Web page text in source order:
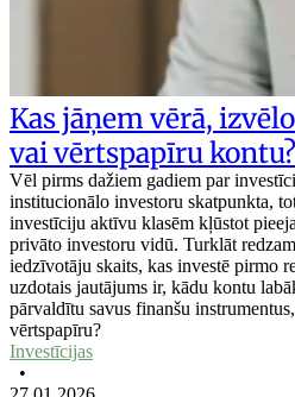
Kas jāņem vērā,
vai vērtspapīru kontu?
Vēl pirms dažiem gadiem par
institucionālo investoru skatpunkta,
investīciju aktīvu klasēm kļūstot
privāto investoru vidū. Turklāt
iedzīvotāju skaits, kas investē pirmo
uzdotais jautājums ir, kādu kontu
pārvaldītu savus finanšu
vērtspapīru?
Investīcijas
•